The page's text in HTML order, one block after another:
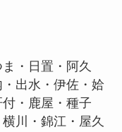
・日置・阿久
出水・伊佐・姶
・鹿屋・種子
川・錦江・屋久